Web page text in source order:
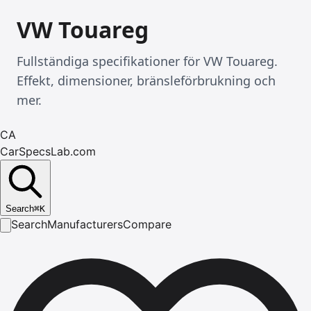
VW Touareg
Fullständiga specifikationer för VW Touareg.
Effekt, dimensioner, bränsleförbrukning och
mer.
CA
CarSpecsLab.com
Search⌘K
SearchManufacturersCompare